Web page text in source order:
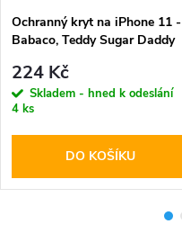
Ochranný kryt na iPhone 11 -
Babaco, Teddy Sugar Daddy
224 Kč
Skladem - hned k odeslání
4 ks
DO KOŠÍKU